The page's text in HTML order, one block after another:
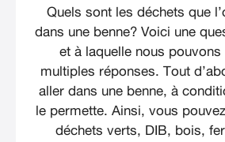
Quels sont les déchets que
dans une benne? Voici une
et à laquelle nous
multiples réponses. Tout
aller dans une benne, à
le permette. Ainsi, vous
déchets verts, DIB, bois,